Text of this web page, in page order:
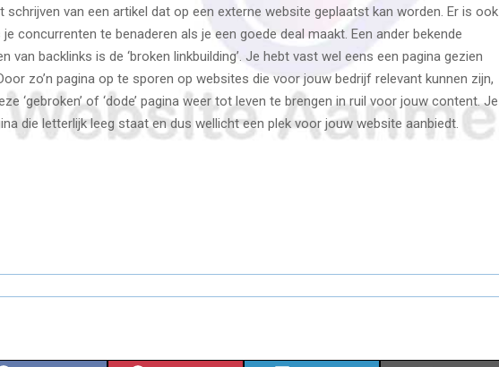
schrijven van een artikel dat op een externe website geplaatst kan worden. Er is ook
concurrenten te benaderen als je een goede deal maakt. Een ander bekende
van backlinks is de ‘broken linkbuilding’. Je hebt vast wel eens een pagina gezien
zo’n pagina op te sporen op websites die voor jouw bedrijf relevant kunnen zijn,
‘gebroken’ of ‘dode’ pagina weer tot leven te brengen in ruil voor jouw content. Je
die letterlijk leeg staat en dus wellicht een plek voor jouw website aanbiedt.